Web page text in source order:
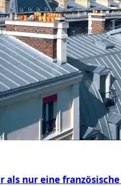
als nur eine